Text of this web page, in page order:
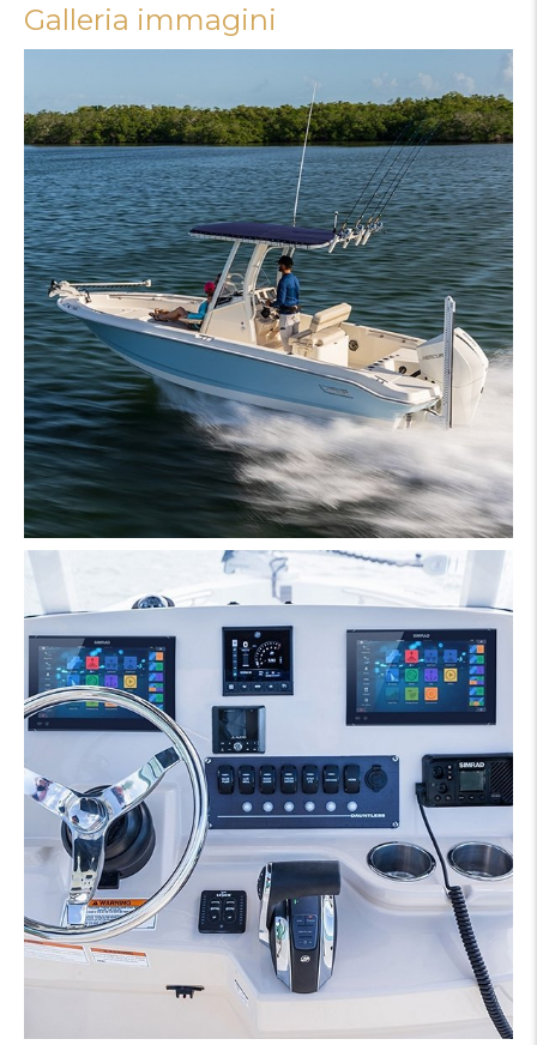
Galleria immagini